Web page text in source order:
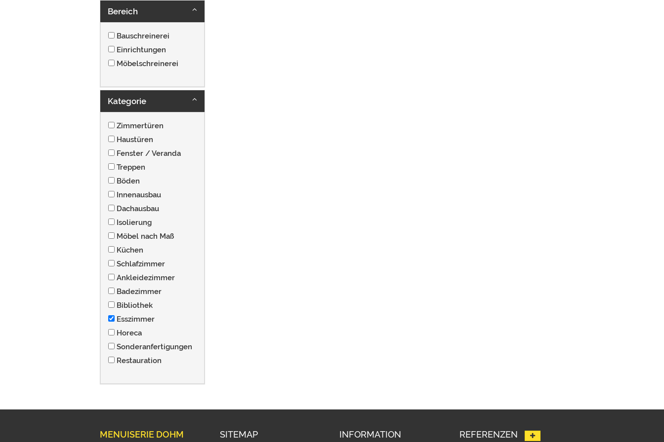
Bereich
Bauschreinerei
Einrichtungen
Möbelschreinerei
Kategorie
Zimmertüren
Haustüren
Fenster / Veranda
Treppen
Böden
Innenausbau
Dachausbau
Isolierung
Möbel nach Maß
Küchen
Schlafzimmer
Ankleidezimmer
Badezimmer
Bibliothek
Esszimmer
Horeca
Sonderanfertigungen
Restauration
MENUISERIE DOHM SITEMAP INFORMATION REFERENZEN